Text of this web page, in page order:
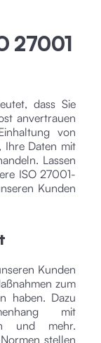
27001
dass Sie
anvertrauen
von
Ihre Daten mit
Lassen
ISO 27001-
Kunden
Kunden
zum
haben. Dazu
mit
und mehr.
stellen